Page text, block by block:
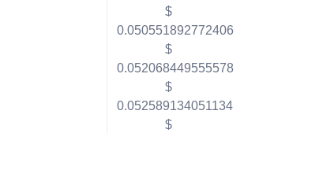
$
0.050551892772406
$
0.052068449555578
$
0.052589134051134
$